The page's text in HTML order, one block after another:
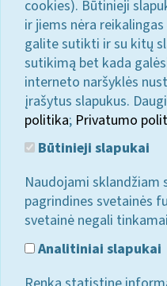
cookies). Būtinieji
ir jiems nėra
galite sutikti ir su kitų
sutikimą bet kada
interneto naršyklės
įrašytus slapukus.
politika; Privatumo
Būtinieji slapukai
Naudojami sklandžiam
pagrindines svetainės
svetainė negali
Analitiniai slapukai